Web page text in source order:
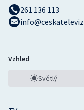
261 136 113
Vzhled
Světlý